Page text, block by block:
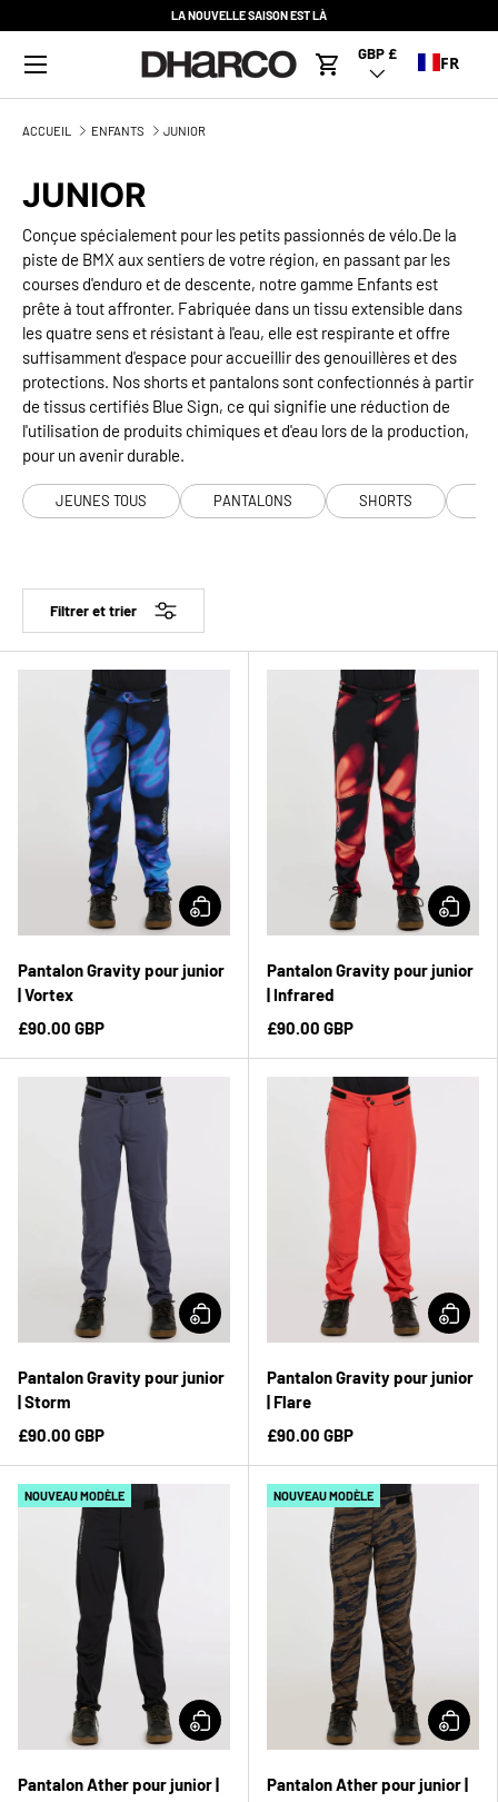
LA NOUVELLE SAISON EST LÀ
Menu
Panier
Pays/Région
GBP £ FR
ACCUEIL ENFANTS JUNIOR
JUNIOR
Conçue spécialement pour les petits passionnés de vélo.De la
piste de BMX aux sentiers de votre région, en passant par les
courses d'enduro et de descente, notre gamme Enfants est
prête à tout affronter. Fabriquée dans un tissu extensible dans
les quatre sens et résistant à l'eau, elle est respirante et offre
suffisamment d'espace pour accueillir des genouillères et des
protections. Nos shorts et pantalons sont confectionnés à partir
de tissus certifiés Blue Sign, ce qui signifie une réduction de
l'utilisation de produits chimiques et d'eau lors de la production,
pour un avenir durable.
JEUNES TOUS PANTALONS SHORTS
Filtrer et trier
Pantalon Gravity pour junior
| Vortex
£90.00 GBP
Pantalon Gravity pour junior
| Infrared
£90.00 GBP
Pantalon Gravity pour junior
| Storm
£90.00 GBP
Pantalon Gravity pour junior
| Flare
£90.00 GBP
NOUVEAU MODÈLE
Pantalon Ather pour junior |
NOUVEAU MODÈLE
Pantalon Ather pour junior |